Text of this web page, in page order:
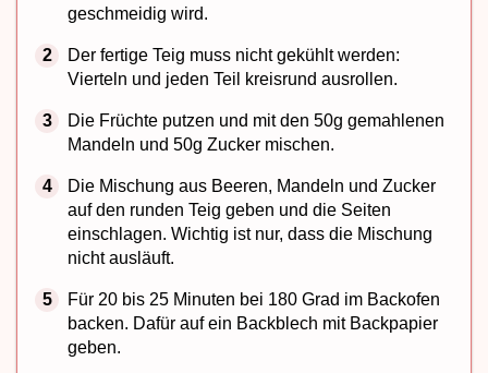
geschmeidig wird.
Der fertige Teig muss nicht gekühlt werden:
Vierteln und jeden Teil kreisrund ausrollen.
Die Früchte putzen und mit den 50g gemahlenen
Mandeln und 50g Zucker mischen.
Die Mischung aus Beeren, Mandeln und Zucker
auf den runden Teig geben und die Seiten
einschlagen. Wichtig ist nur, dass die Mischung
nicht ausläuft.
Für 20 bis 25 Minuten bei 180 Grad im Backofen
backen. Dafür auf ein Backblech mit Backpapier
geben.